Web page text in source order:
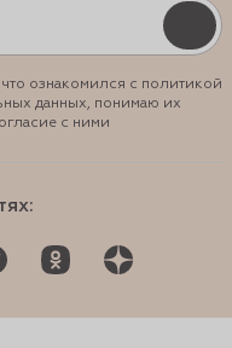
ознакомился с политикой
данных, понимаю их
с ними